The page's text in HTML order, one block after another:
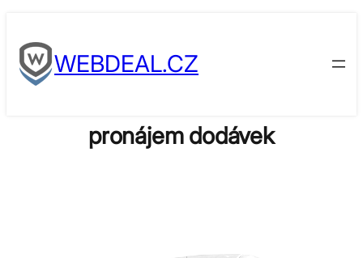
to
contentWEBDEAL.CZ
pronájem dodávek